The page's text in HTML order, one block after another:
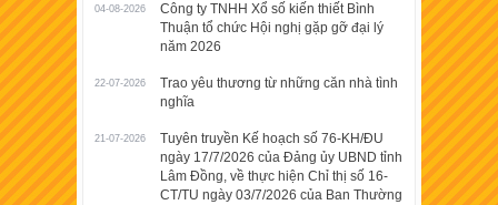
04-08-2026
Công ty TNHH Xổ số kiến thiết Bình
Thuận tổ chức Hội nghị gặp gỡ đại lý
năm 2026
22-07-2026
Trao yêu thương từ những căn nhà tình
nghĩa
21-07-2026
Tuyên truyền Kế hoạch số 76-KH/ĐU
ngày 17/7/2026 của Đảng ủy UBND tỉnh
Lâm Đồng, về thực hiện Chỉ thị số 16-
CT/TU ngày 03/7/2026 của Ban Thường